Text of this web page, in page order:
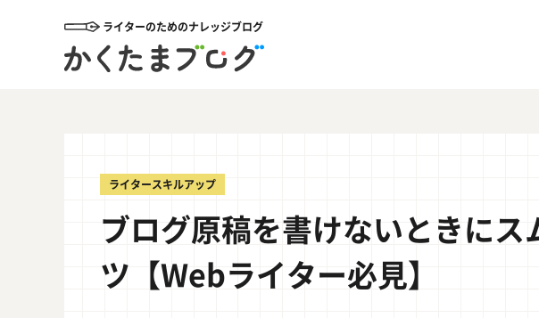
ライターのためのナレッジブログ
ライタースキルアップ
ブログ原稿を書けないときにス
ツ【Webライター必見】